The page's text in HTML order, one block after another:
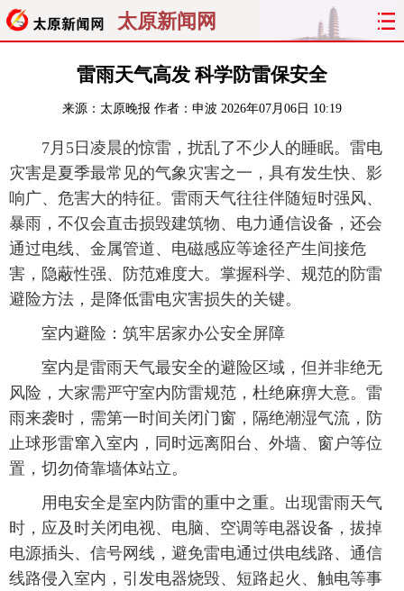
太原新闻网
聚焦 太原
经济 关注 文明 出行
纵横 曝光 综合 专题
旅游 理财 政务 教育
看天下 晋月读 最太原 网罗民生
太原日报 太原晚报 热评
雷雨天气高发 科学防雷保安全
来源： 太原晚报 作者：申波 2026年07月06日 10:19
7月5日凌晨的惊雷，扰乱了不少人的睡眠。雷电
灾害是夏季最常见的气象灾害之一，具有发生快、影
响广、危害大的特征。雷雨天气往往伴随短时强风、
暴雨，不仅会直击损毁建筑物、电力通信设备，还会
通过电线、金属管道、电磁感应等途径产生间接危
害，隐蔽性强、防范难度大。掌握科学、规范的防雷
避险方法，是降低雷电灾害损失的关键。
室内避险：筑牢居家办公安全屏障
室内是雷雨天气最安全的避险区域，但并非绝无
风险，大家需严守室内防雷规范，杜绝麻痹大意。雷
雨来袭时，需第一时间关闭门窗，隔绝潮湿气流，防
止球形雷窜入室内，同时远离阳台、外墙、窗户等位
置，切勿倚靠墙体站立。
用电安全是室内防雷的重中之重。出现雷雨天气
时，应及时关闭电视、电脑、空调等电器设备，拔掉
电源插头、信号网线，避免雷电通过供电线路、通信
线路侵入室内，引发电器烧毁、短路起火、触电等事